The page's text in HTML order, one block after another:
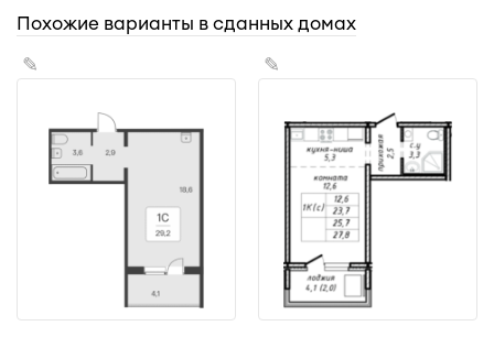
Похожие варианты в сданных домах
✎ ✎